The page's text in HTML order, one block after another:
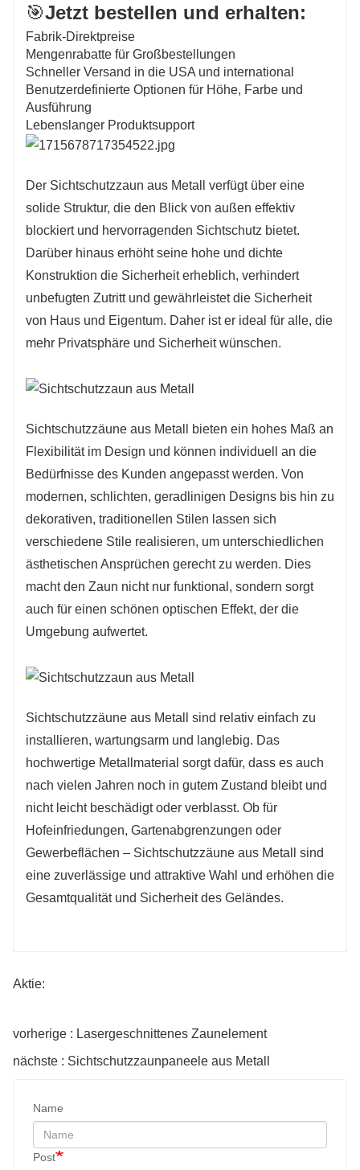
🎯Jetzt bestellen und erhalten:
Fabrik-Direktpreise
Mengenrabatte für Großbestellungen
Schneller Versand in die USA und international
Benutzerdefinierte Optionen für Höhe, Farbe und
Ausführung
Lebenslanger Produktsupport
Der Sichtschutzzaun aus Metall verfügt über eine
solide Struktur, die den Blick von außen effektiv
blockiert und hervorragenden Sichtschutz bietet.
Darüber hinaus erhöht seine hohe und dichte
Konstruktion die Sicherheit erheblich, verhindert
unbefugten Zutritt und gewährleistet die Sicherheit
von Haus und Eigentum. Daher ist er ideal für alle, die
mehr Privatsphäre und Sicherheit wünschen.
Sichtschutzzäune aus Metall bieten ein hohes Maß an
Flexibilität im Design und können individuell an die
Bedürfnisse des Kunden angepasst werden. Von
modernen, schlichten, geradlinigen Designs bis hin zu
dekorativen, traditionellen Stilen lassen sich
verschiedene Stile realisieren, um unterschiedlichen
ästhetischen Ansprüchen gerecht zu werden. Dies
macht den Zaun nicht nur funktional, sondern sorgt
auch für einen schönen optischen Effekt, der die
Umgebung aufwertet.
Sichtschutzzäune aus Metall sind relativ einfach zu
installieren, wartungsarm und langlebig. Das
hochwertige Metallmaterial sorgt dafür, dass es auch
nach vielen Jahren noch in gutem Zustand bleibt und
nicht leicht beschädigt oder verblasst. Ob für
Hofeinfriedungen, Gartenabgrenzungen oder
Gewerbeflächen – Sichtschutzzäune aus Metall sind
eine zuverlässige und attraktive Wahl und erhöhen die
Gesamtqualität und Sicherheit des Geländes.
Aktie:
vorherige : Lasergeschnittenes Zaunelement
nächste : Sichtschutzzaunpaneele aus Metall
Name
Post